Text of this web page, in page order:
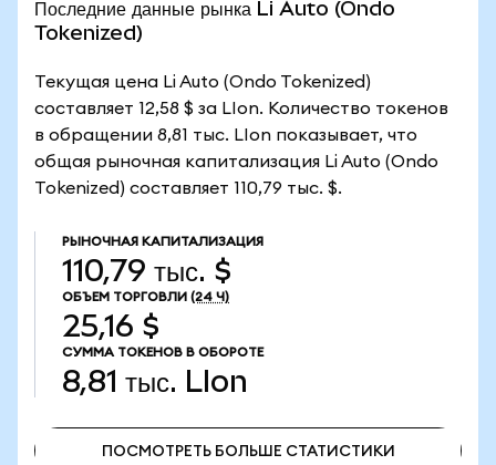
Последние данные рынка Li Auto (Ondo
Tokenized)
Текущая цена Li Auto (Ondo Tokenized)
составляет 12,58 $ за LIon. Количество токенов
в обращении 8,81 тыс. LIon показывает, что
общая рыночная капитализация Li Auto (Ondo
Tokenized) составляет 110,79 тыс. $.
РЫНОЧНАЯ КАПИТАЛИЗАЦИЯ
110,79 тыс. $
ОБЪЕМ ТОРГОВЛИ (24 Ч)
25,16 $
СУММА ТОКЕНОВ В ОБОРОТЕ
8,81 тыс. LIon
ПОСМОТРЕТЬ БОЛЬШЕ СТАТИСТИКИ